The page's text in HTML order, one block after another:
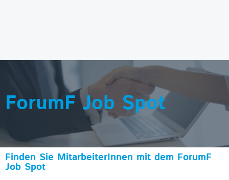
ForumF Job Spot
Finden Sie MitarbeiterInnen mit dem ForumF
Job Spot